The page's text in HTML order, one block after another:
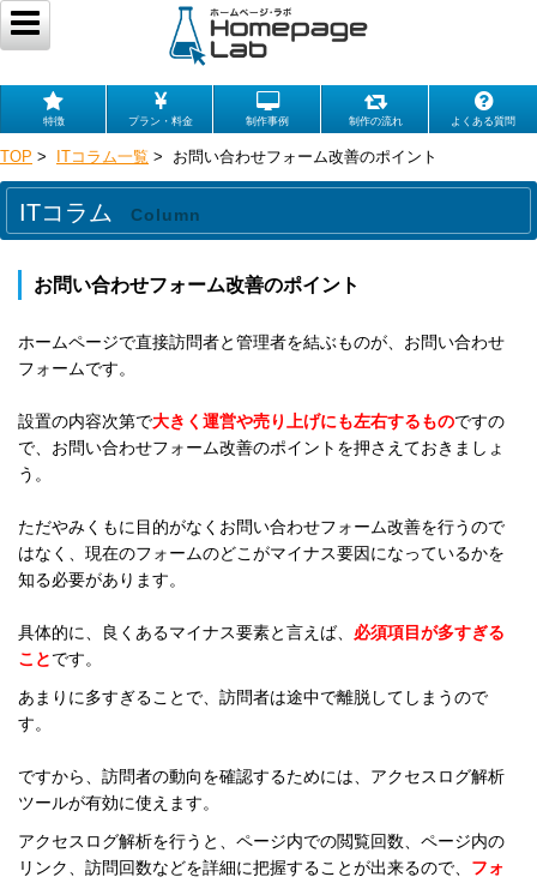
特徴 プラン・料金 制作事例 制作の流れ よくある質問
TOP > ITコラム一覧 > お問い合わせフォーム改善のポイント
ITコラム Column
お問い合わせフォーム改善のポイント
ホームページで直接訪問者と管理者を結ぶものが、お問い合わせ
フォームです。
設置の内容次第で大きく運営や売り上げにも左右するものですの
で、お問い合わせフォーム改善のポイントを押さえておきましょ
う。
ただやみくもに目的がなくお問い合わせフォーム改善を行うので
はなく、現在のフォームのどこがマイナス要因になっているかを
知る必要があります。
具体的に、良くあるマイナス要素と言えば、 必須項目が多すぎる
ことです。
あまりに多すぎることで、訪問者は途中で離脱してしまうので
す。
ですから、訪問者の動向を確認するためには、アクセスログ解析
ツールが有効に使えます。
アクセスログ解析を行うと、ページ内での閲覧回数、ページ内の
リンク、訪問回数などを詳細に把握することが出来るので、 フォ